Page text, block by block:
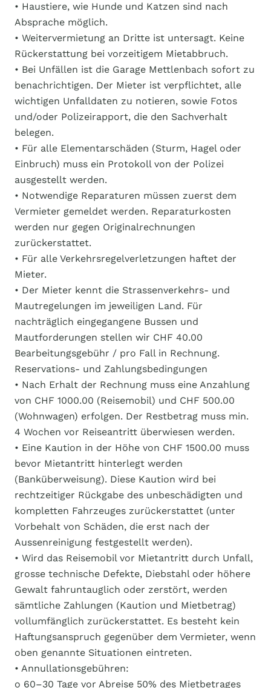
• Haustiere, wie Hunde und Katzen sind nach
Absprache möglich.
• Weitervermietung an Dritte ist untersagt. Keine
Rückerstattung bei vorzeitigem Mietabbruch.
• Bei Unfällen ist die Garage Mettlenbach sofort zu
benachrichtigen. Der Mieter ist verpflichtet, alle
wichtigen Unfalldaten zu notieren, sowie Fotos
und/oder Polizeirapport, die den Sachverhalt
belegen.
• Für alle Elementarschäden (Sturm, Hagel oder
Einbruch) muss ein Protokoll von der Polizei
ausgestellt werden.
• Notwendige Reparaturen müssen zuerst dem
Vermieter gemeldet werden. Reparaturkosten
werden nur gegen Originalrechnungen
zurückerstattet.
• Für alle Verkehrsregelverletzungen haftet der
Mieter.
• Der Mieter kennt die Strassenverkehrs- und
Mautregelungen im jeweiligen Land. Für
nachträglich eingegangene Bussen und
Mautforderungen stellen wir CHF 40.00
Bearbeitungsgebühr / pro Fall in Rechnung.
Reservations- und Zahlungsbedingungen
• Nach Erhalt der Rechnung muss eine Anzahlung
von CHF 1000.00 (Reisemobil) und CHF 500.00
(Wohnwagen) erfolgen. Der Restbetrag muss min.
4 Wochen vor Reiseantritt überwiesen werden.
• Eine Kaution in der Höhe von CHF 1500.00 muss
bevor Mietantritt hinterlegt werden
(Banküberweisung). Diese Kaution wird bei
rechtzeitiger Rückgabe des unbeschädigten und
kompletten Fahrzeuges zurückerstattet (unter
Vorbehalt von Schäden, die erst nach der
Aussenreinigung festgestellt werden).
• Wird das Reisemobil vor Mietantritt durch Unfall,
grosse technische Defekte, Diebstahl oder höhere
Gewalt fahruntauglich oder zerstört, werden
sämtliche Zahlungen (Kaution und Mietbetrag)
vollumfänglich zurückerstattet. Es besteht kein
Haftungsanspruch gegenüber dem Vermieter, wenn
oben genannte Situationen eintreten.
• Annullationsgebühren:
o 60–30 Tage vor Abreise 50% des Mietbetrages